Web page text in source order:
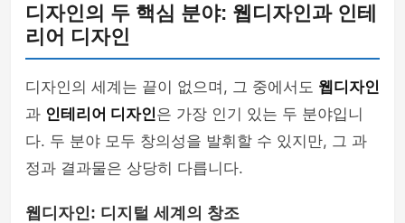
디자인의 두 핵심 분야: 웹디자인과 인테
리어 디자인
디자인의 세계는 끝이 없으며, 그 중에서도 웹디자인
과 인테리어 디자인은 가장 인기 있는 두 분야입니
다. 두 분야 모두 창의성을 발휘할 수 있지만, 그 과
정과 결과물은 상당히 다릅니다.
웹디자인: 디지털 세계의 창조